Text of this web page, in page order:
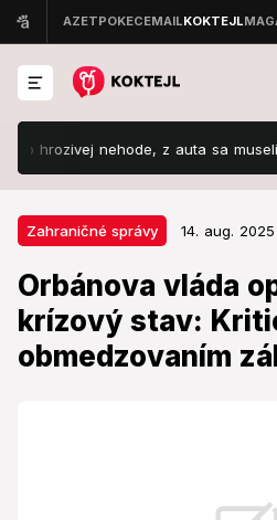
nehode, z auta sa museli
Zahraničné správy 14. aug.
Orbánova vláda
krízový stav:
obmedzovaním
Zahraničné správy 14. aug.
Orbánova vláda
krízový stav:
obmedzovaním